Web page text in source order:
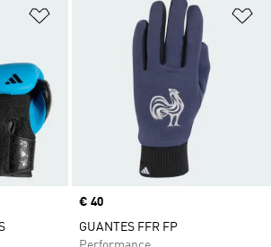
Añadir a la lista de deseos
Precio
€ 40
GUANTES FFR FP